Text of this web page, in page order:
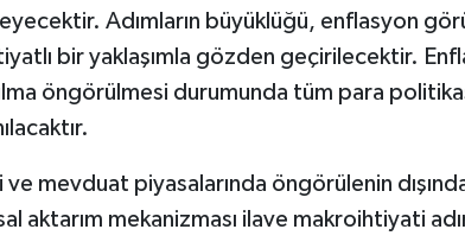
Adımların büyüklüğü, enflasyon
bir yaklaşımla gözden geçirilecektir.
öngörülmesi durumunda tüm para
ve mevduat piyasalarında öngörülenin
aktarım mekanizması ilave makroihtiyati